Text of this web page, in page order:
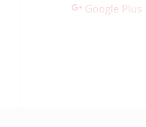
Google Plus